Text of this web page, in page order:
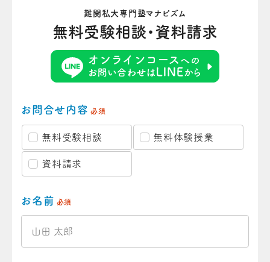
難関私大専門塾マナビズム
無料受験相談・資料請求
お問合せ内容 必須
無料受験相談 無料体験授業
資料請求
お名前 必須